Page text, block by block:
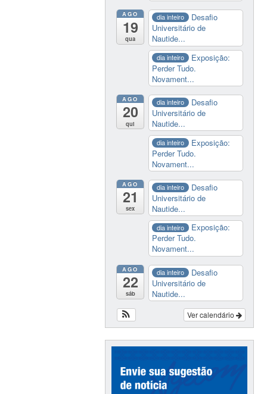
AGO
19
qua
dia inteiro
Desafio
Universitário de
Nautide...
dia inteiro
Exposição:
Perder Tudo.
Novament...
AGO
20
qui
dia inteiro
Desafio
Universitário de
Nautide...
dia inteiro
Exposição:
Perder Tudo.
Novament...
AGO
21
sex
dia inteiro
Desafio
Universitário de
Nautide...
dia inteiro
Exposição:
Perder Tudo.
Novament...
AGO
22
sáb
dia inteiro
Desafio
Universitário de
Nautide...
Ver calendário